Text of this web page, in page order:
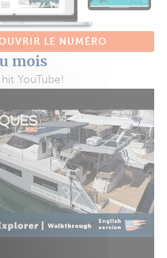
LE NUMÉRO
mois
YouTube!